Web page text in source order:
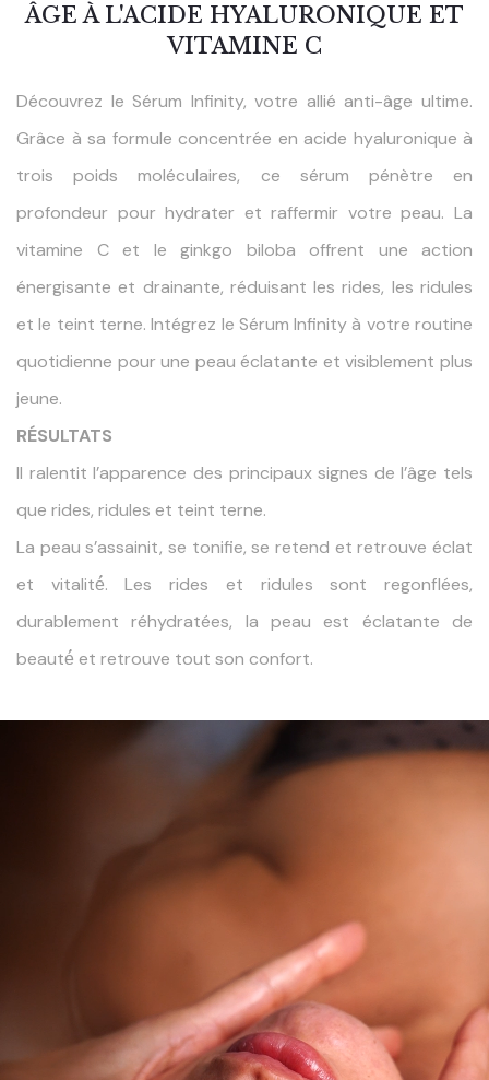
ÂGE À L'ACIDE HYALURONIQUE ET
VITAMINE C
Découvrez le Sérum Infinity, votre allié anti-âge ultime.
Grâce à sa formule concentrée en acide hyaluronique à
trois poids moléculaires, ce sérum pénètre en
profondeur pour hydrater et raffermir votre peau. La
vitamine C et le ginkgo biloba offrent une action
énergisante et drainante, réduisant les rides, les ridules
et le teint terne. Intégrez le Sérum Infinity à votre routine
quotidienne pour une peau éclatante et visiblement plus
jeune.
RÉSULTATS
II ralentit l’apparence des principaux signes de l’âge tels
que rides, ridules et teint terne.
La peau s’assainit, se tonifie, se retend et retrouve éclat
et vitalité́. Les rides et ridules sont regonflées,
durablement réhydratées, la peau est éclatante de
beauté́ et retrouve tout son confort.